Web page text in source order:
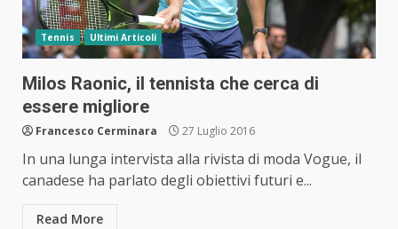
Tennis Ultimi Articoli
Milos Raonic, il tennista che cerca di
essere migliore
Francesco Cerminara 27 Luglio 2016
In una lunga intervista alla rivista di moda Vogue, il
canadese ha parlato degli obiettivi futuri e...
Read More